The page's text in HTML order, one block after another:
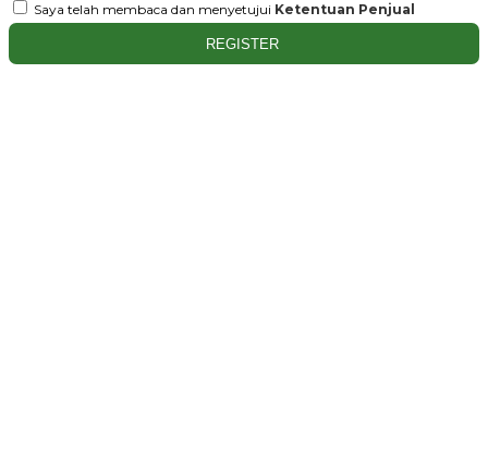
Saya telah membaca dan menyetujui Ketentuan Penjual
REGISTER